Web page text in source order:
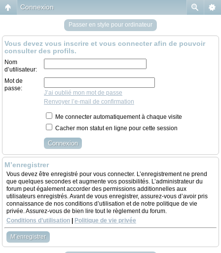
Connexion
Passer en style pour ordinateur
Vous devez vous inscrire et vous connecter afin de pouvoir
consulter des profils.
Nom
d’utilisateur:
Mot de
passe:
J’ai oublié mon mot de passe
Renvoyer l’e-mail de confirmation
Me connecter automatiquement à chaque visite
Cacher mon statut en ligne pour cette session
M’enregistrer
Vous devez être enregistré pour vous connecter. L’enregistrement ne prend
que quelques secondes et augmente vos possibilités. L’administrateur du
forum peut également accorder des permissions additionnelles aux
utilisateurs enregistrés. Avant de vous enregistrer, assurez-vous d’avoir pris
connaissance de nos conditions d’utilisation et de notre politique de vie
privée. Assurez-vous de bien lire tout le règlement du forum.
Conditions d’utilisation
Politique de vie privée
M’enregistrer